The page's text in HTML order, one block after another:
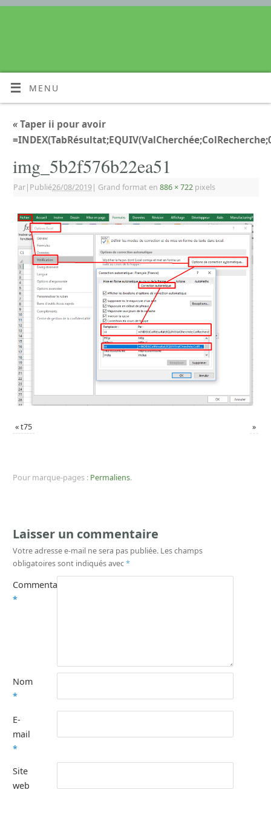
MENU
«Taper ii pour avoir
img_5b2f576b22ea51
Par| Publié26/08/2019| Grand format en 886 × 722 pixels
«t75 »
Pour marque-pages : Permaliens.
Laisser un commentaire
Votre adresse e-mail ne sera pas publiée. Les champs
obligatoires sont indiqués avec*
Commentaire
*
Nom
*
E-
mail
*
Site
web